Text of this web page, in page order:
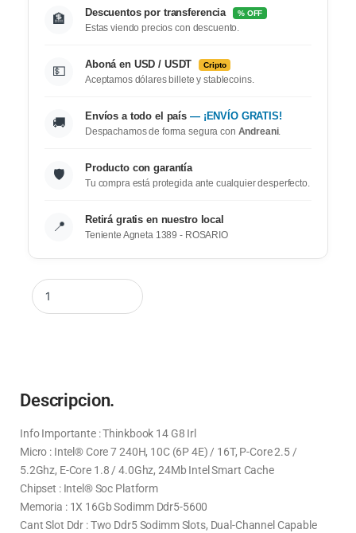
🏦 Descuentos por transferencia % OFF
Estas viendo precios con descuento.
💵 Aboná en USD / USDT Cripto
Aceptamos dólares billete y stablecoins.
🚚 Envíos a todo el país — ¡ENVÍO GRATIS!
Despachamos de forma segura con Andreani.
🛡️ Producto con garantía
Tu compra está protegida ante cualquier desperfecto.
📍 Retirá gratis en nuestro local
Teniente Agneta 1389 - ROSARIO
Descripcion.
Info Importante : Thinkbook 14 G8 Irl
Micro : Intel® Core 7 240H, 10C (6P 4E) / 16T, P-Core 2.5 /
5.2Ghz, E-Core 1.8 / 4.0Ghz, 24Mb Intel Smart Cache
Chipset : Intel® Soc Platform
Memoria : 1X 16Gb Sodimm Ddr5-5600
Cant Slot Ddr : Two Ddr5 Sodimm Slots, Dual-Channel Capable